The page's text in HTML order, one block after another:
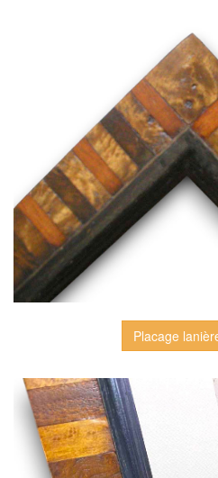
Placage